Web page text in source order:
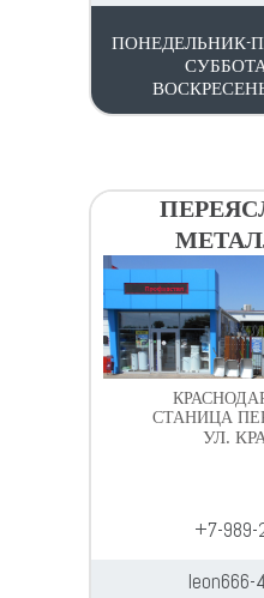
ПОНЕДЕЛЬНИК-
СТАНИЦА
УЛ.
+7-
leon666-